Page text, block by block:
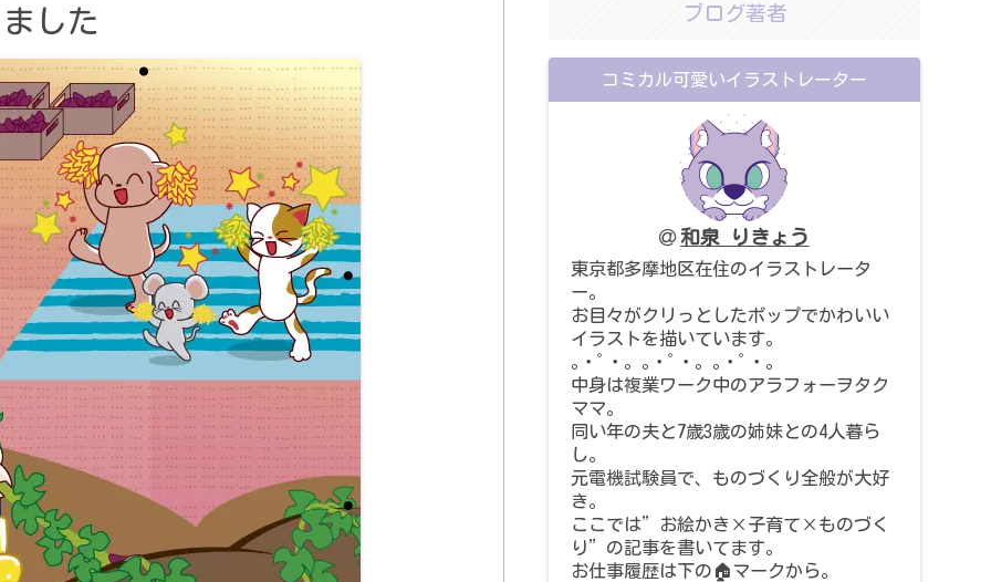
した ブログ著者
コミカル可愛いイラストレーター
和泉 りきょう
東京都多摩地区在住のイラストレータ
ー。
お目々がクリっとしたポップでかわいい
イラストを描いています。
｡・ﾟ・。｡・ﾟ・。｡・ﾟ・。
中身は複業ワーク中のアラフォーヲタク
ママ。
同い年の夫と7歳3歳の姉妹との4人暮ら
し。
元電機試験員で、ものづくり全般が大好
き。
ここでは”お絵かき×子育て×ものづく
り”の記事を書いてます。
お仕事履歴は下の🏠マークから。